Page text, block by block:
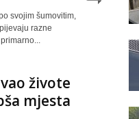
svojim šumovitim,
razne
živote
mjesta